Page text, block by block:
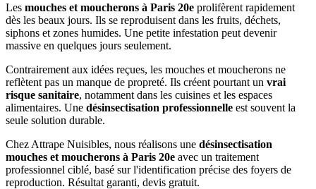
Les mouches et moucherons à Paris 20e prolifèrent rapidement
dès les beaux jours. Ils se reproduisent dans les fruits, déchets,
siphons et zones humides. Une petite infestation peut devenir
massive en quelques jours seulement.
Contrairement aux idées reçues, les mouches et moucherons ne
reflètent pas un manque de propreté. Ils créent pourtant un vrai
risque sanitaire, notamment dans les cuisines et les espaces
alimentaires. Une désinsectisation professionnelle est souvent la
seule solution durable.
Chez Attrape Nuisibles, nous réalisons une désinsectisation
mouches et moucherons à Paris 20e avec un traitement
professionnel ciblé, basé sur l'identification précise des foyers de
reproduction. Résultat garanti, devis gratuit.